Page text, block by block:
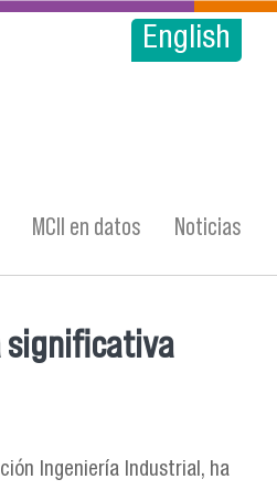
English
MCII en datos Noticias
significativa
Ingeniería Industrial, ha